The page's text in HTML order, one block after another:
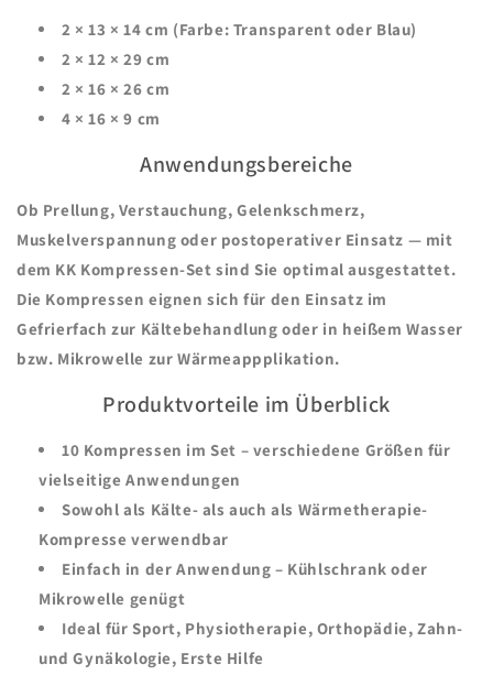
2 × 13 × 14 cm (Farbe: Transparent oder Blau)
2 × 12 × 29 cm
2 × 16 × 26 cm
4 × 16 × 9 cm
Anwendungsbereiche
Ob Prellung, Verstauchung, Gelenkschmerz,
Muskelverspannung oder postoperativer Einsatz — mit
dem KK Kompressen-Set sind Sie optimal ausgestattet.
Die Kompressen eignen sich für den Einsatz im
Gefrierfach zur Kältebehandlung oder in heißem Wasser
bzw. Mikrowelle zur Wärmeappplikation.
Produktvorteile im Überblick
10 Kompressen im Set – verschiedene Größen für
vielseitige Anwendungen
Sowohl als Kälte- als auch als Wärmetherapie-
Kompresse verwendbar
Einfach in der Anwendung – Kühlschrank oder
Mikrowelle genügt
Ideal für Sport, Physiotherapie, Orthopädie, Zahn-
und Gynäkologie, Erste Hilfe